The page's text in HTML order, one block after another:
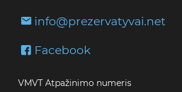
info@prezervatyvai.net
Facebook
VMVT Atpažinimo numeris